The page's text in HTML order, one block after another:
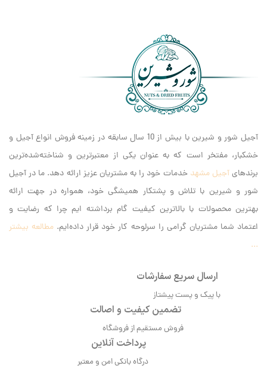
آجیل شور و شیرین با بیش از 10 سال سابقه در زمینه فروش انواع آجیل و
خشکبار، مفتخر است که به عنوان یکی از معتبرترین و شناخته‌شده‌ترین
برندهایآجیل مشهد خدمات خود را به مشتریان عزیز ارائه دهد. ما در آجیل
شور و شیرین با تلاش و پشتکار همیشگی خود، همواره در جهت ارائه
بهترین محصولات با بالاترین کیفیت گام برداشته ایم‌ چرا که رضایت و
اعتماد شما مشتریان گرامی را سرلوحه کار خود قرار داده‌ایم. مطالعه بیشتر
...
ارسال سریع سفارشات
با پیک و پست پیشتاز
تضمین کیفیت و اصالت
فروش مستقیم از فروشگاه
پرداخت آنلاین
درگاه بانکی امن و معتبر